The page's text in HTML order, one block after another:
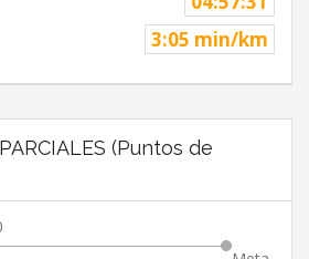
3:05 min/km
(Puntos de